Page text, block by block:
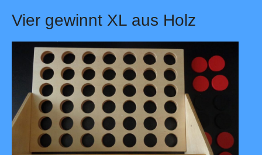
Vier gewinnt XL aus Holz